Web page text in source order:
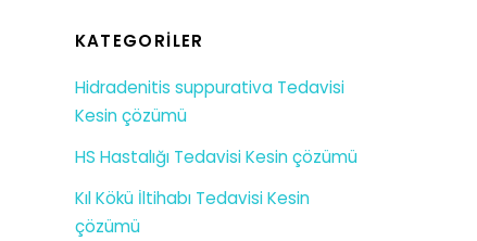
KATEGORILER
Hidradenitis suppurativa Tedavisi
Kesin çözümü
HS Hastalığı Tedavisi Kesin çözümü
Kıl Kökü İltihabı Tedavisi Kesin
çözümü